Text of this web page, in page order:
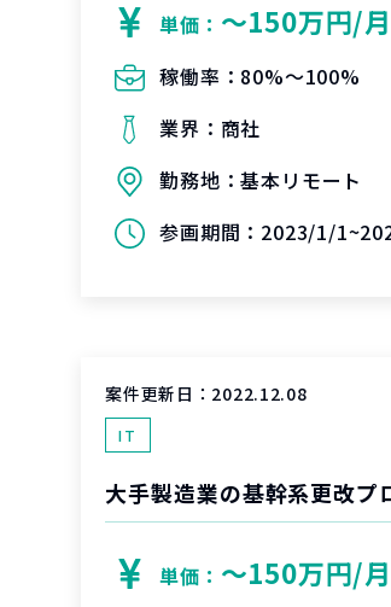
単価： 〜150万円/月
稼働率： 80%〜100%
業界： 商社
勤務地：基本リモート
参画期間： 2023/1/
案件更新日： 2022.12.08
IT
単価： 〜150万円/月